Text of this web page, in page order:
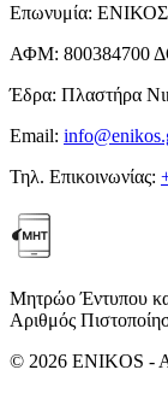
Επωνυμία:
ΑΦΜ: 800384700
Έδρα: Πλαστήρα
Email:
Τηλ. Επικοινωνίας:
Μητρώο Έντυπου
Αριθμός
© 2026 ENIKOS -